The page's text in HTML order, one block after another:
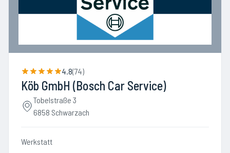
4.8(74)
Köb GmbH (Bosch Car Service)
Tobelstraße 3
6858 Schwarzach
Werkstatt